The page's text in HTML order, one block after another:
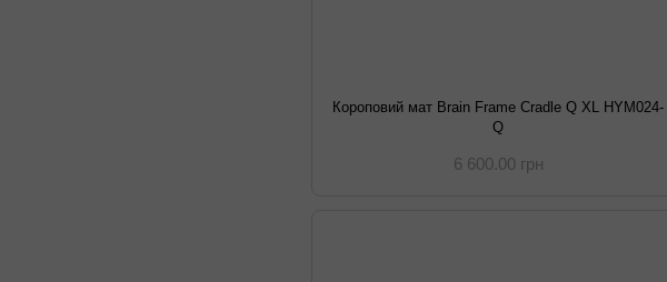
Короповий мат Brain Frame Cradle Q XL HYM024-
Q
6 600.00 грн